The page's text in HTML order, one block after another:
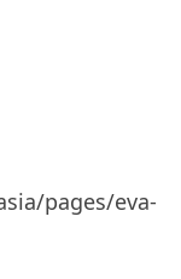
pages/eva-